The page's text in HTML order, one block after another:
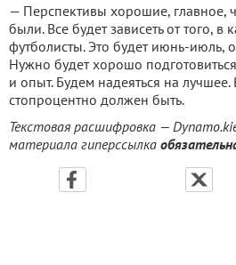
— Перспективы хорошие, главное,
были. Все будет зависеть от того, в
футболисты. Это будет июнь-июль,
Нужно будет хорошо подготовиться.
и опыт. Будем надеяться на
стопроцентно должен быть.
Текстовая расшифровка —
материала гиперссылка